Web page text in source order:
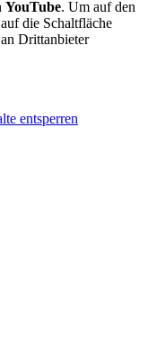
YouTube. Um auf den
die Schaltfläche
Drittanbieter
entsperren